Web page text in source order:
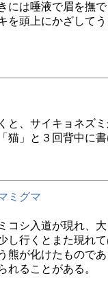
には唾液で眉を撫
を頭上にかざして
と、サイキョネズ
猫」と３回背中に書
ミグマ
コシ入道が現れ、
し行くとまた現れ
熊が化けたもので
れることがある。